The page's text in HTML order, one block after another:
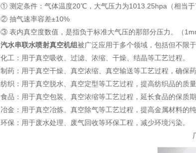
① 测定条件：气体温度20℃，大气压力为1013.25hpa（相当
② 抽气速率容差±10%
③ 表内真空度数值，是指负于标准大气压的那部分压力。（
汽水串联水喷射真空机组被广泛应用于多个领域，包括但不限于
化工：用于真空吸收、过滤、浓缩、干燥、结晶等工艺过程。
制药：用于真空干燥、真空浓缩、真空输送等工艺过程，确保
纺织：用于真空脱水、真空定型等工艺过程，提高纺织品的质量
食品：用于真空包装、真空浓缩等工艺过程，延长食品的保质期
冶金：用于真空冶炼、真空除气等工艺过程，提高金属材料的纯
环保：用于废水处理、废气回收等环保工程，减少环境污染。